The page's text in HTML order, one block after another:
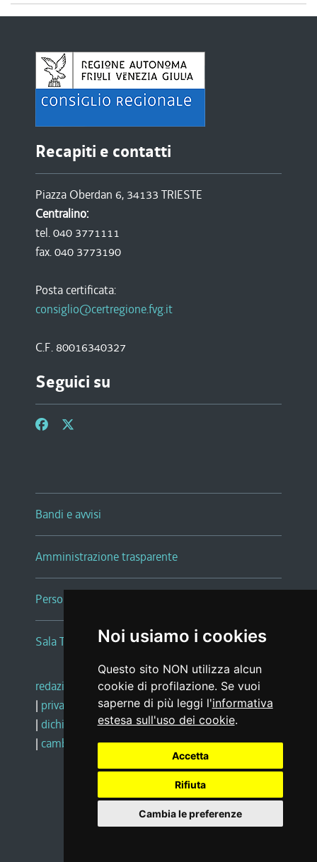
Noi usiamo i cookies
Questo sito NON utilizza alcun
cookie di profilazione. Se vuoi
saperne di più leggi l'informativa
estesa sull'uso dei cookie.
Accetta
Rifiuta
Cambia le preferenze
Recapiti e contatti
Piazza Oberdan 6, 34133 TRIESTE
Centralino:
tel. 040 3771111
fax. 040 3773190
Posta certificata:
consiglio@certregione.fvg.it
C.F. 80016340327
Seguici su
Bandi e avvisi
Amministrazione trasparente
Persone e Uffici
Sala Tiziano Tessitori
redazione web |note legali |glossario
| privacy
social media policy
| dichiarazione di accessibilità |feedback
| cambio preferenze cookie
Realizzato da